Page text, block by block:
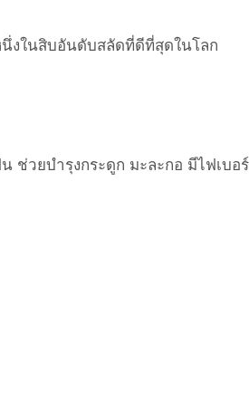
งในสิบอันดับสลัดที่ดีที่สุดในโลก
วยบำรุงกระดูก มะละกอ มีไฟเบอ